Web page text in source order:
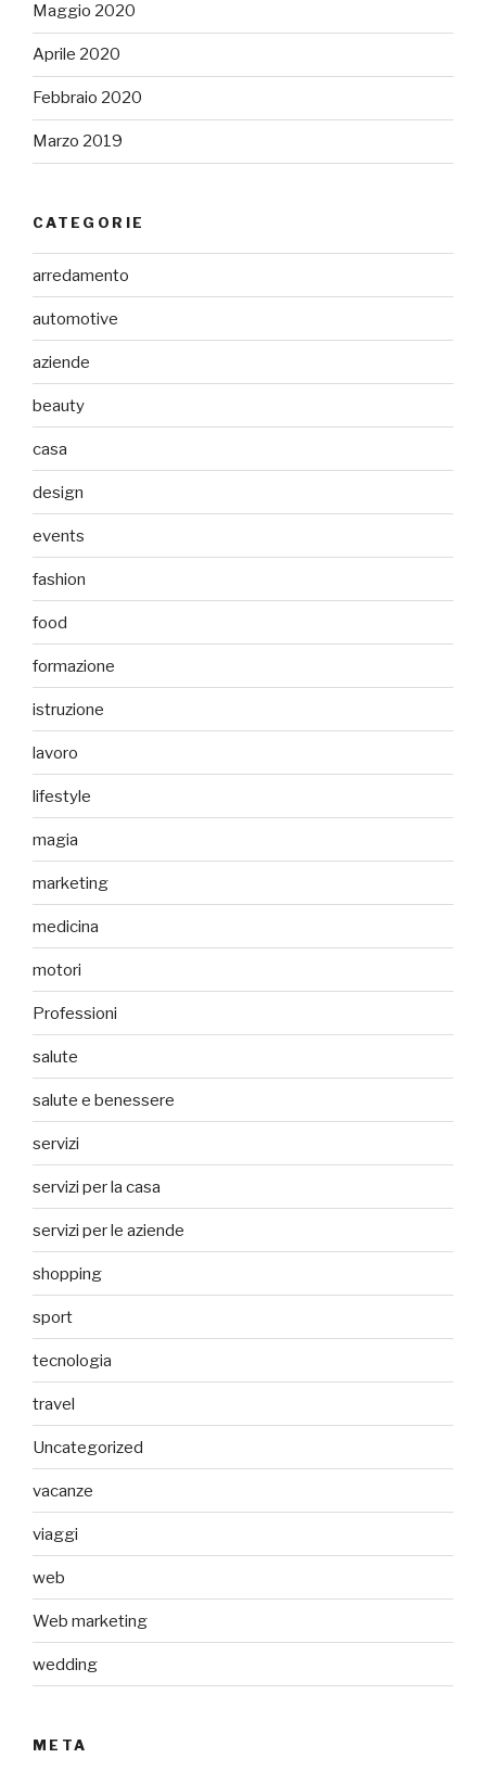
Maggio 2020
Aprile 2020
Febbraio 2020
Marzo 2019
CATEGORIE
arredamento
automotive
aziende
beauty
casa
design
events
fashion
food
formazione
istruzione
lavoro
lifestyle
magia
marketing
medicina
motori
Professioni
salute
salute e benessere
servizi
servizi per la casa
servizi per le aziende
shopping
sport
tecnologia
travel
Uncategorized
vacanze
viaggi
web
Web marketing
wedding
META